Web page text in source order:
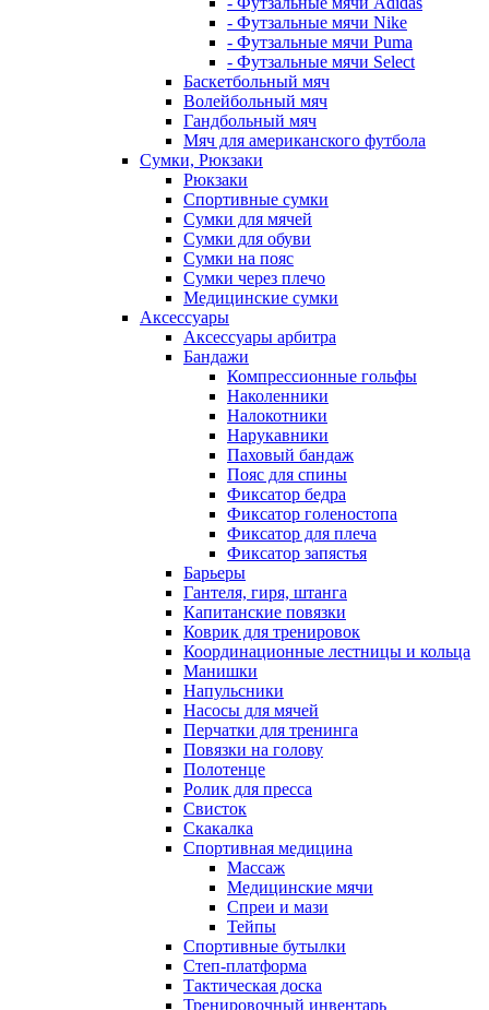
- Футзальные мячи Nike
- Футзальные мячи Puma
- Футзальные мячи Select
Баскетбольный мяч
Волейбольный мяч
Гандбольный мяч
Мяч для американского футбола
Сумки, Рюкзаки
Рюкзаки
Спортивные сумки
Сумки для мячей
Сумки для обуви
Сумки на пояс
Сумки через плечо
Медицинские сумки
Аксессуары
Аксессуары арбитра
Бандажи
Компрессионные гольфы
Наколенники
Налокотники
Нарукавники
Паховый бандаж
Пояс для спины
Фиксатор бедра
Фиксатор голеностопа
Фиксатор для плеча
Фиксатор запястья
Барьеры
Гантеля, гиря, штанга
Капитанские повязки
Коврик для тренировок
Координационные лестницы и кольца
Манишки
Напульсники
Насосы для мячей
Перчатки для тренинга
Повязки на голову
Полотенце
Ролик для пресса
Свисток
Скакалка
Спортивная медицина
Массаж
Медицинские мячи
Спреи и мази
Тейпы
Спортивные бутылки
Степ-платформа
Тактическая доска
Тренировочный инвентарь